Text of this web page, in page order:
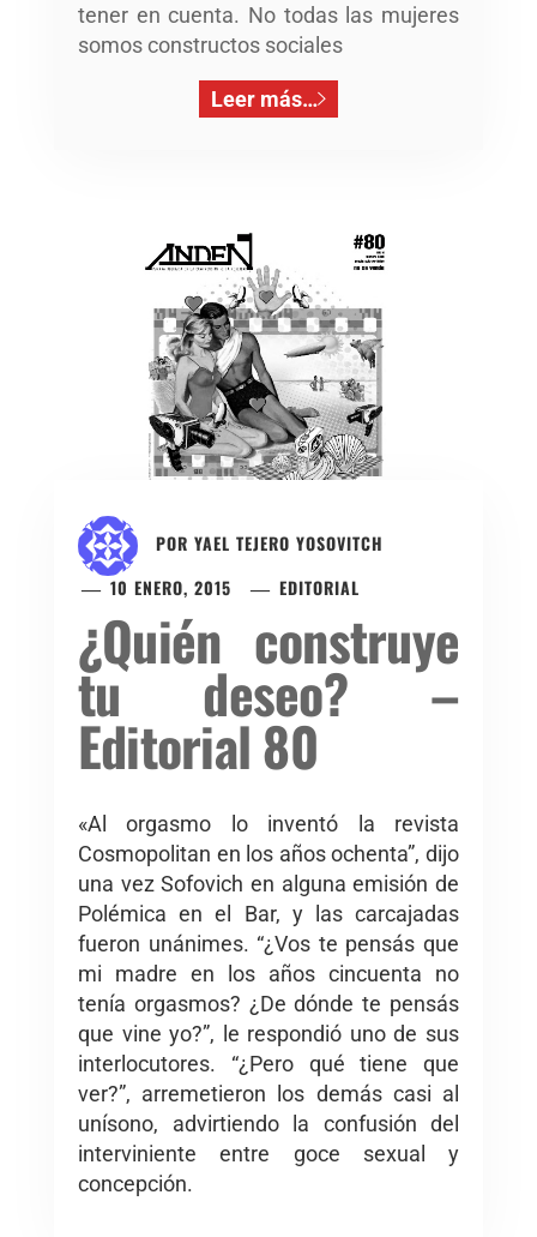
tener en cuenta. No todas las mujeres
somos constructos sociales
Leer más…
POR YAEL TEJERO YOSOVITCH
10 ENERO, 2015
EDITORIAL
¿Quién construye
tu deseo? –
Editorial 80
«Al orgasmo lo inventó la revista
Cosmopolitan en los años ochenta”, dijo
una vez Sofovich en alguna emisión de
Polémica en el Bar, y las carcajadas
fueron unánimes. “¿Vos te pensás que
mi madre en los años cincuenta no
tenía orgasmos? ¿De dónde te pensás
que vine yo?”, le respondió uno de sus
interlocutores. “¿Pero qué tiene que
ver?”, arremetieron los demás casi al
unísono, advirtiendo la confusión del
interviniente entre goce sexual y
concepción.